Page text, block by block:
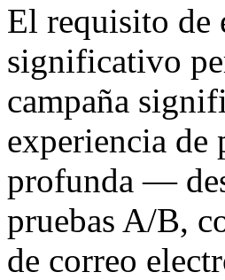
El requisito de
significativo
campaña
experiencia de
profunda —
pruebas A/B,
de correo